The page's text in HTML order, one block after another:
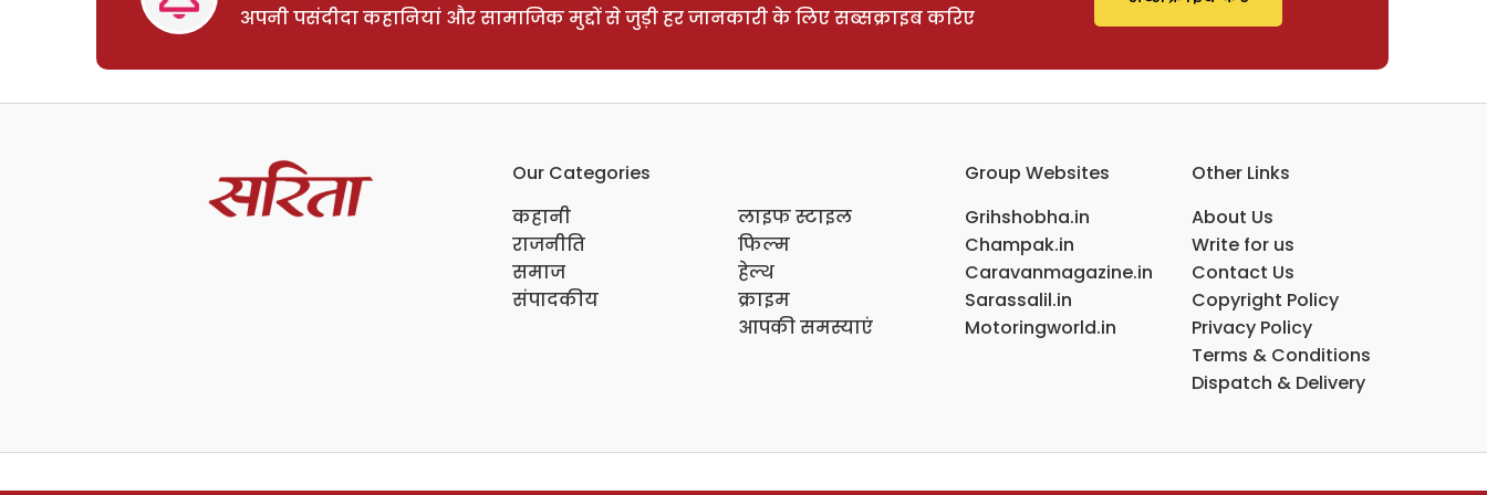
अपनी पसंदीदा कहानियां और सामाजिक मुद्दों से जुड़ी हर जानकारी के लिए सब्सक्राइब करिए
Our Categories
कहानी
राजनीति
समाज
संपादकीय
लाइफ स्टाइल
फिल्म
हेल्थ
क्राइम
आपकी समस्याएं
Group Websites
Grihshobha.in
Champak.in
Caravanmagazine.in
Sarassalil.in
Motoringworld.in
Other Links
About Us
Write for us
Contact Us
Copyright Policy
Privacy Policy
Terms & Conditions
Dispatch & Delivery